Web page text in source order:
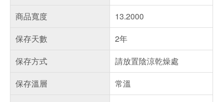
商品寬度
13.2000
保存天數
2年
保存方式
請放置陰涼乾燥處
保存溫層
常溫